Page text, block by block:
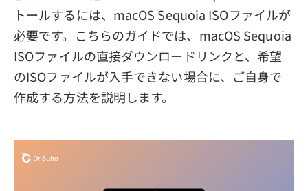
トールするには、macOS Sequoia ISOファイルが
必要です。こちらのガイドでは、macOS Sequoia
ISOファイルの直接ダウンロードリンクと、希望
のISOファイルが入手できない場合に、ご自身で
作成する方法を説明します。